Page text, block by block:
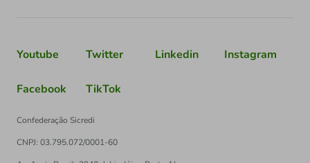
Youtube Twitter Linkedin Instagram
Facebook TikTok
Confederação Sicredi
CNPJ: 03.795.072/0001-60